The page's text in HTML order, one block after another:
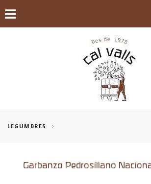
LEGUMBRES
Garbanzo Pedrosillano